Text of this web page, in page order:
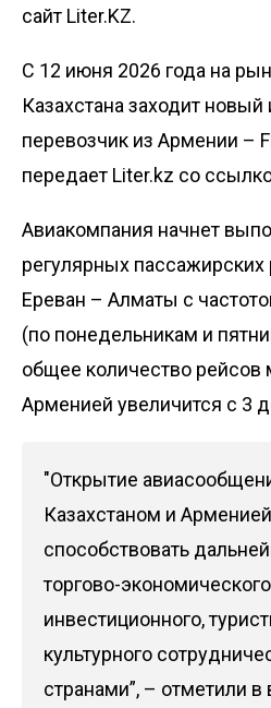
сайт Liter.KZ.
С 12 июня 2026 года на
Казахстана заходит
перевозчик из Армении –
передает Liter.kz со
Авиакомпания начнет
регулярных
Ереван – Алматы с
(по понедельникам и
общее количество
Арменией увеличится с 3
"Открытие
Казахстаном и
способствовать
торгово-
инвестиционного,
культурного
странами”, – отметили